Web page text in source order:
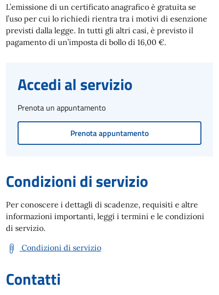
L’emissione di un certificato anagrafico è gratuita se
l’uso per cui lo richiedi rientra tra i motivi di esenzione
previsti dalla legge. In tutti gli altri casi, è previsto il
pagamento di un’imposta di bollo di 16,00 €.
Accedi al servizio
Prenota un appuntamento
Prenota appuntamento
Condizioni di servizio
Per conoscere i dettagli di scadenze, requisiti e altre
informazioni importanti, leggi i termini e le condizioni
di servizio.
Condizioni di servizio
Contatti